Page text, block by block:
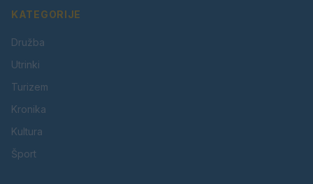
KATEGORIJE
Družba
Utrinki
Turizem
Kronika
Kultura
Šport